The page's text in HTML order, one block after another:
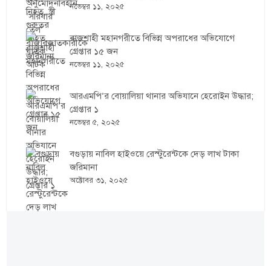
নভেম্বর ১১, ২০২৫
রাজশাহী মহানগরীতে বিভিন্ন অপরাধের অভিযোগে
গ্রেপ্তার ১৫ জন
নভেম্বর ১১, ২০২৫
আরএমপি’র বোয়ালিয়া থানার অভিযানে হেরোইন উদ্ধার;
গ্রেপ্তার ১
নভেম্বর ৫, ২০২৫
বগুড়ায় নাবিল হাইওয়ে রেস্টুরেন্টকে দেড় লাখ টাকা
জরিমানা
অক্টোবর ৩১, ২০২৫